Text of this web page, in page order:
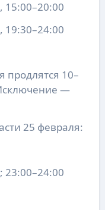
15:00–20:00
19:30–24:00
10–
—
25 февраля:
23:00–24:00